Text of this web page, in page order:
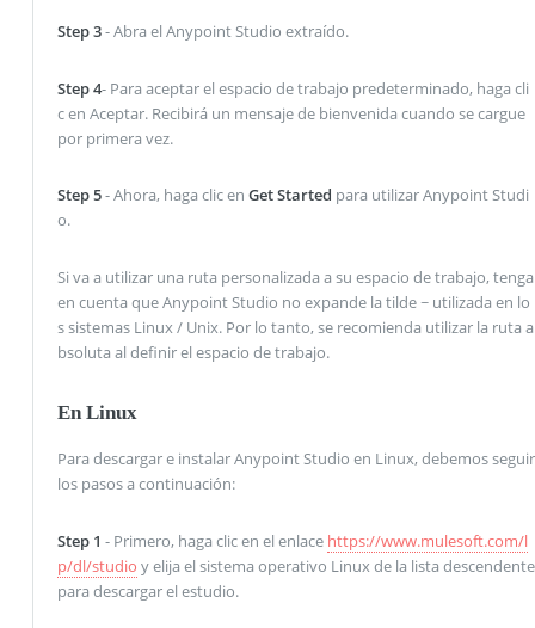
Step 3- Abra el Anypoint Studio extraído.
Step 4- Para aceptar el espacio de trabajo predeterminado, haga cli
c en Aceptar. Recibirá un mensaje de bienvenida cuando se cargue
por primera vez.
Step 5- Ahora, haga clic en Get Started para utilizar Anypoint Studi
o.
Si va a utilizar una ruta personalizada a su espacio de trabajo, tenga
en cuenta que Anypoint Studio no expande la tilde ~ utilizada en lo
s sistemas Linux / Unix. Por lo tanto, se recomienda utilizar la ruta a
bsoluta al definir el espacio de trabajo.
En Linux
Para descargar e instalar Anypoint Studio en Linux, debemos seguir
los pasos a continuación:
Step 1 - Primero, haga clic en el enlace https://www.mulesoft.com/l
p/dl/studio y elija el sistema operativo Linux de la lista descendente
para descargar el estudio.